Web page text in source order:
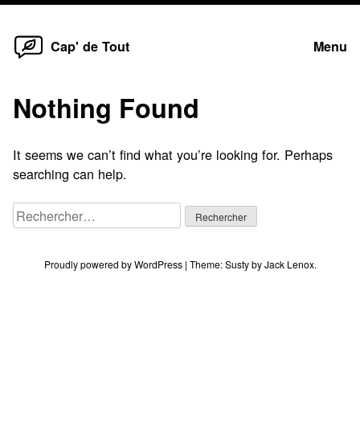
Skip
Cap' de Tout Menu
Nothing Found
It seems we can’t find what you’re looking for. Perhaps
searching can help.
Rechercher :
Proudly powered by WordPress | Theme:SustybyJack Lenox.